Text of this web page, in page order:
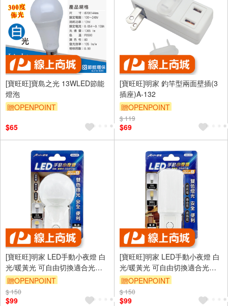
[寶旺旺]寶島之光 13WLED節能
燈泡
贈OPENPOINT
$65
[寶旺旺]明家 釣竿型兩面壁插(3
插座)A-132
贈OPENPOINT
$ 119
$69
[寶旺旺]明家 LED手動小夜燈 白
光/暖黃光 可自由切換適合光源
雙色燈光 安全便利 GN-013
贈OPENPOINT
$ 150
$99
[寶旺旺]明家 LED手動小夜燈 白
光/暖黃光 可自由切換適合光源
雙色燈光 安全便利 GN-014
贈OPENPOINT
$ 150
$99